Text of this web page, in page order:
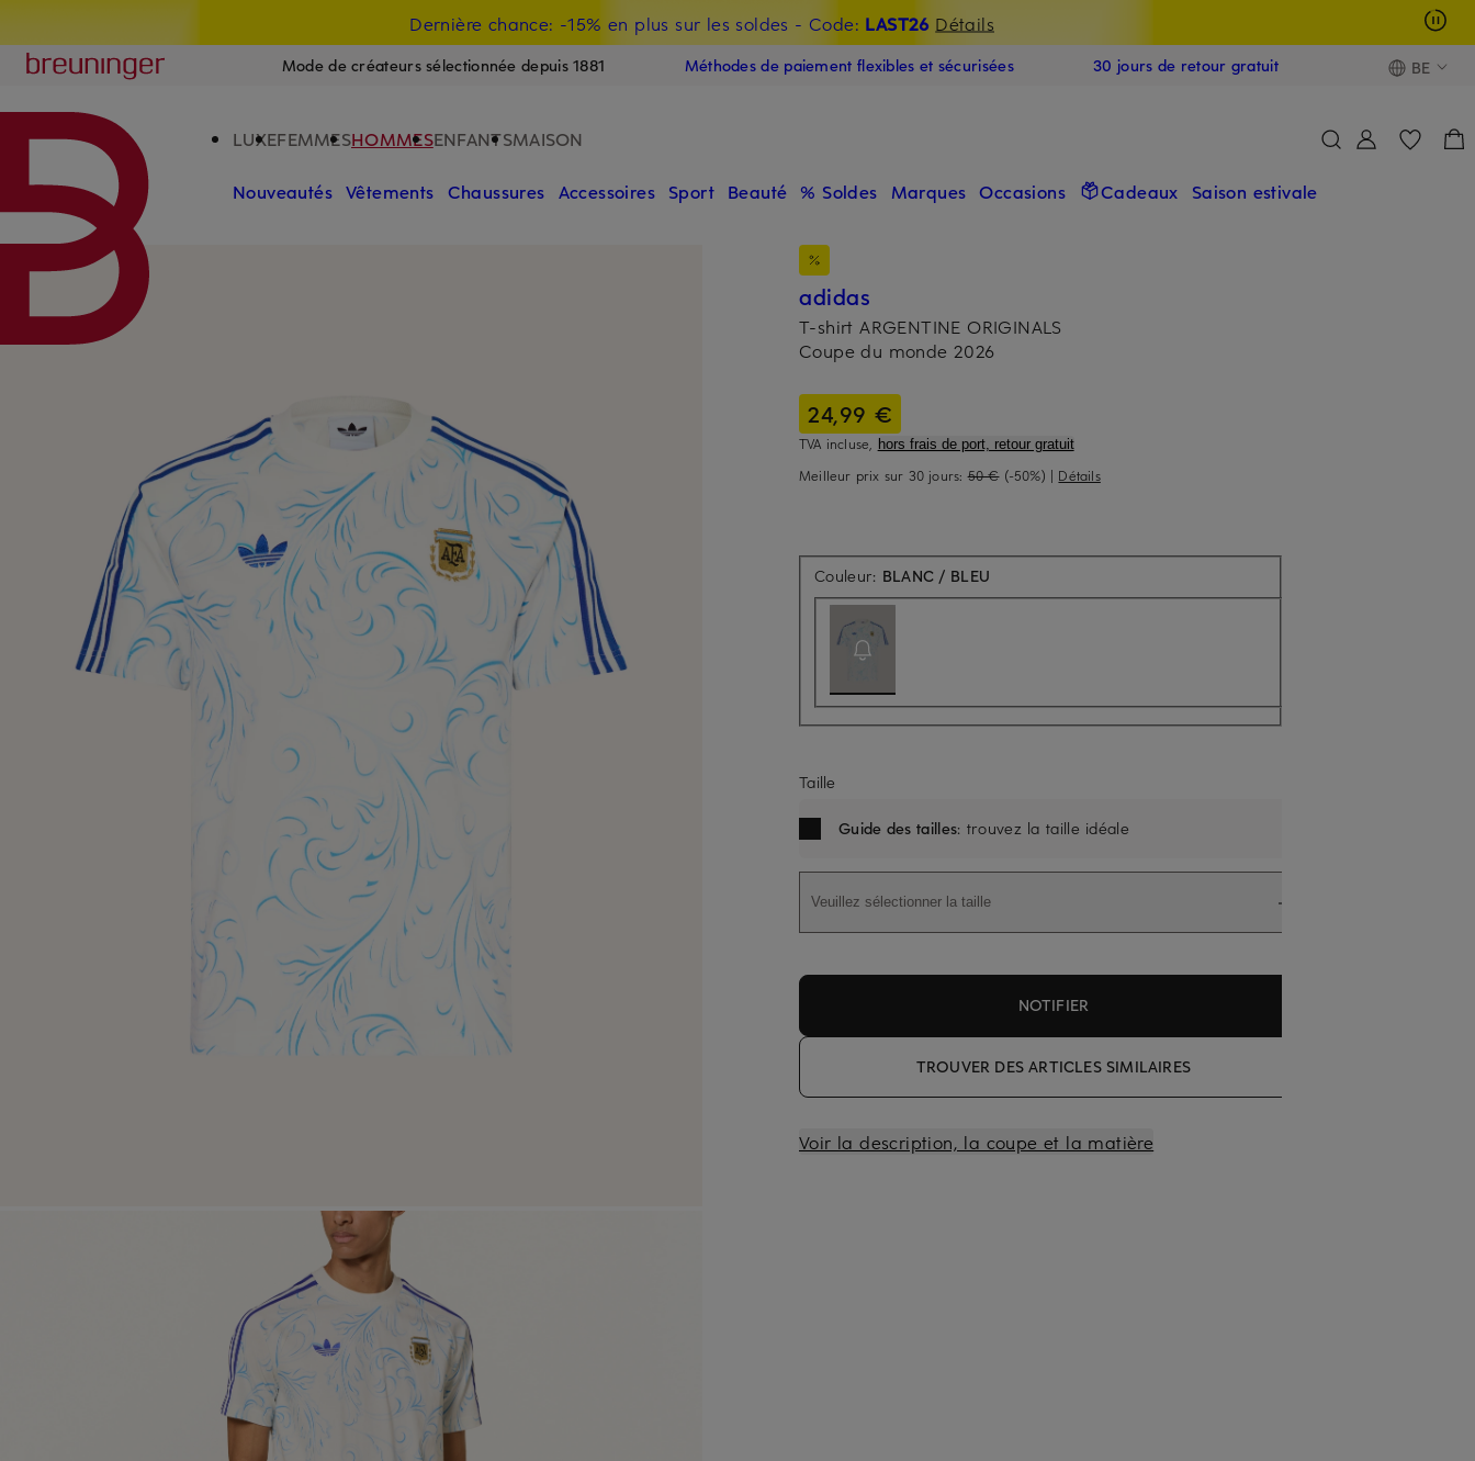
Dernière chance: -15% en plus sur les soldes - Code: LAST26 Détails
Breuninger
Mode de créateurs sélectionnée depuis 1881 Méthodes de paiement flexibles et sécurisées 30 jours de retour gratuit BE
LUXEFEMMESHOMMESENFANTSMAISON
Nouveautés Vêtements Chaussures Accessoires Sport Beauté % Soldes Marques Occasions Cadeaux Saison estivale
adidas
T-shirt ARGENTINE ORIGINALS
Coupe du monde 2026
24,99 €
TVA incluse, hors frais de port, retour gratuit
Meilleur prix sur 30 jours:50 € (-50%) | Détails
Couleur: BLANC / BLEU
Taille
Guide des tailles: trouvez la taille idéale
Veuillez sélectionner la taille
NOTIFIER
TROUVER DES ARTICLES SIMILAIRES
Voir la description, la coupe et la matière